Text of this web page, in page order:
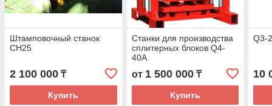
Штамповочный станок
CH25
2 100 000 ₸
Купить
Станки для производства
сплитерных блоков Q4-
40A
от 1 500 000₸
Купить
Q3-
10